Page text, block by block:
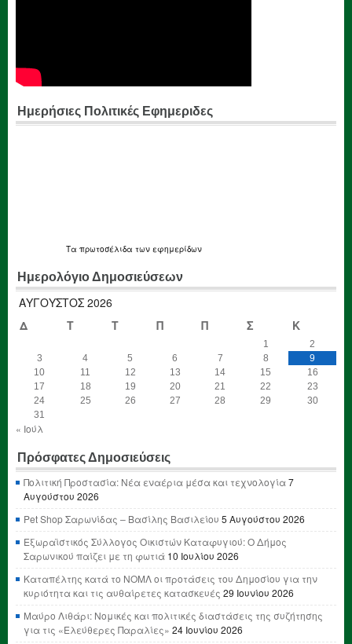
Ημερήσιες Πολιτικές Εφημεριδες
Τα πρωτοσέλιδα των εφημερίδων
Ημερολόγιο Δημοσιεύσεων
ΑΎΓΟΥΣΤΟΣ 2026
Δ
Τ Τ Π Π Σ Κ
1
2
3
4 5 6 7 8
9
10
11 12 13 14 15
16
17
18 19 20 21 22
23
24
25 26 27 28 29
30
31
« Ιούλ
Πρόσφατες Δημοσιεύσεις
Πολιτική Προστασία: Νέα εναέρια μέσα και τεχνολογία7
Αυγούστου 2026
Pet Shop Σαρωνίδας – Βασίλης Βασιλείου 5 Αυγούστου 2026
Εξωραϊστικός Σύλλογος Οικιστών Καταφυγιού: Ο Δήμος
Σαρωνικού παίζει με τη φωτιά 10 Ιουλίου 2026
Καταπέλτης κατά το ΝΟΜΛ οι προτάσεις του Δημοσίου για την
κυριότητα και τις αυθαίρετες κατασκευές 29 Ιουνίου 2026
Μαύρο Λιθάρι: Νομικές και πολιτικές διαστάσεις της συζήτησης
για τις «Ελεύθερες Παραλίες» 24 Ιουνίου 2026